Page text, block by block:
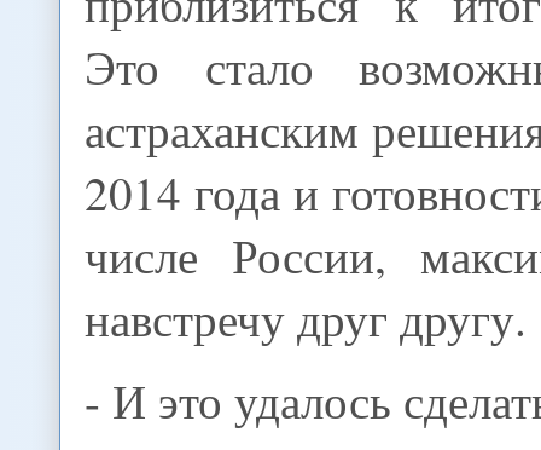
Это стало
астраханским
2014 года и
числе России,
навстречу друг другу.
- И это удалось